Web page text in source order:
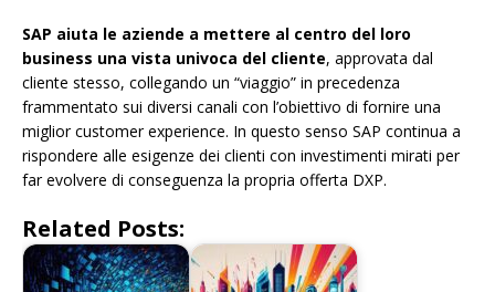
SAP aiuta le aziende a mettere al centro del loro
business una vista univoca del cliente, approvata dal
cliente stesso, collegando un “viaggio” in precedenza
frammentato sui diversi canali con l’obiettivo di fornire una
miglior customer experience. In questo senso SAP continua a
rispondere alle esigenze dei clienti con investimenti mirati per
far evolvere di conseguenza la propria offerta DXP.
Related Posts: